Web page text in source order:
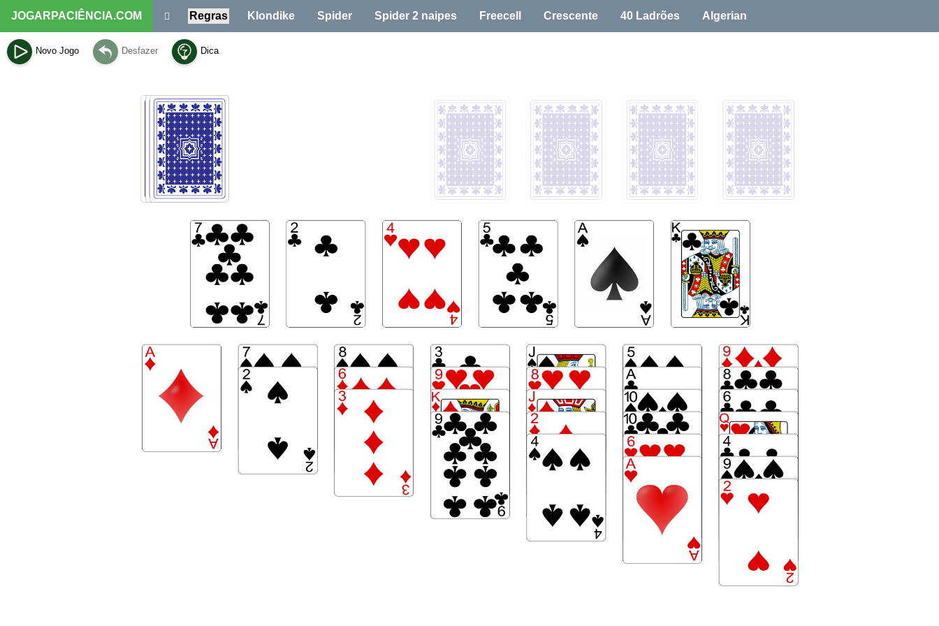
JOGARPACIÊNCIA.COM Regras
as fundações são coletadas por cor;
pilhas de cartas na mesa são alinhadas com cores alternadas em ordem decrescente;
se não houver opções para mover e classificar no campo de jogo, você pode continuar o jogo com as cartas de reserva;
uma peculiaridade importante do jogo Agnes - o estoque é distribuído 7 cartas cada, se o jogo não pode continuar, você pode usar
um novo conjunto;
qualquer carta ou mesmo uma sequência que não seja do mesmo naipe pode ocupar um espaço no campo de jogo - este recurso
de Agnes Solitaire torna o layout especialmente interessante!
Klondike Spider Spider 2 naipes Freecell Crescente 40 Ladrões Algerian
Novo Jogo Desfazer Dica